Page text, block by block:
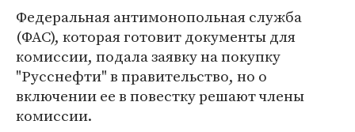
Федеральная антимонопольная служба
(ФАС), которая готовит документы для
комиссии, подала заявку на покупку
"Русснефти" в правительство, но о
включении ее в повестку решают члены
комиссии.